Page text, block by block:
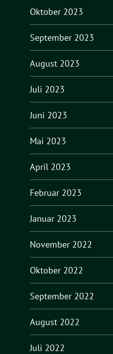
Oktober 2023
September 2023
August 2023
Juli 2023
Juni 2023
Mai 2023
April 2023
Februar 2023
Januar 2023
November 2022
Oktober 2022
September 2022
August 2022
Juli 2022